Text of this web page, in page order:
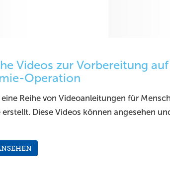
Videos zur Vorbereitung
Operation
Reihe von Videoanleitungen für
erstellt. Diese Videos können angesehen